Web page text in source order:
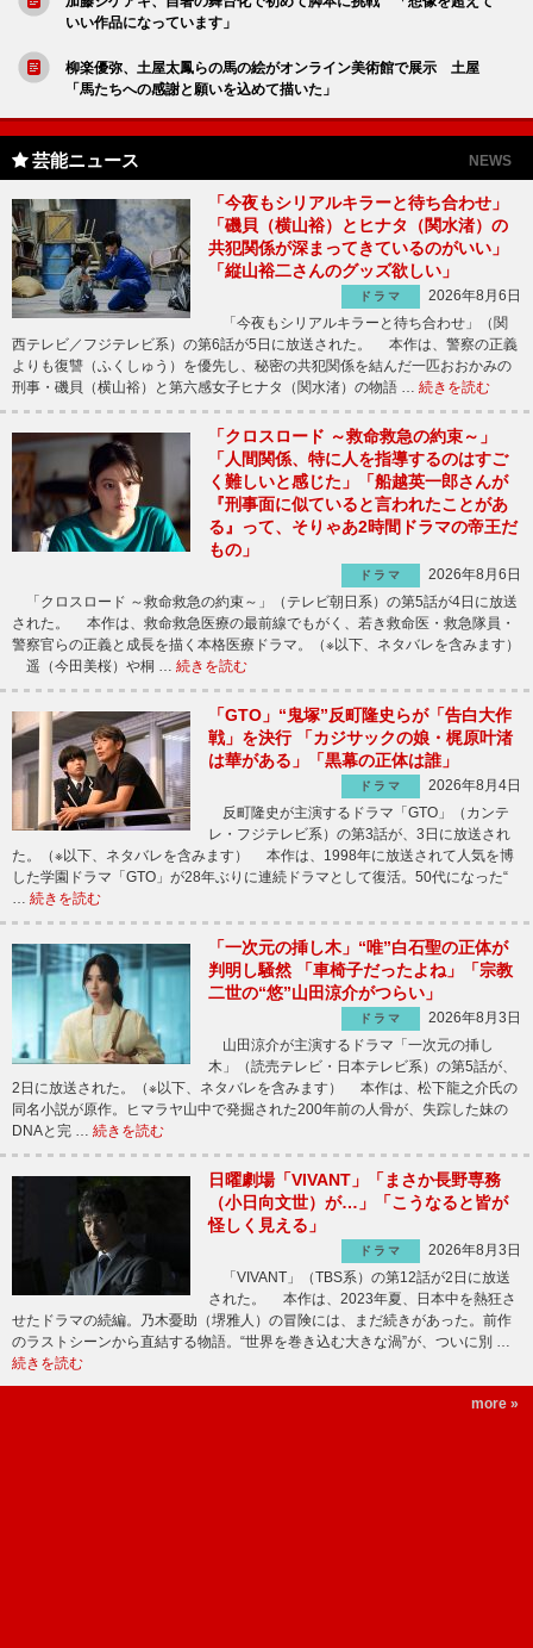
いい作品になっています」
柳楽優弥、土屋太鳳らの馬の絵がオンライン美術館で展示 土屋
「馬たちへの感謝と願いを込めて描いた」
芸能ニュース NEWS
「今夜もシリアルキラーと待ち合わせ」
「磯貝（横山裕）とヒナタ（関水渚）の
共犯関係が深まってきているのがいい」
「縦山裕二さんのグッズ欲しい」
ドラマ
2026年8月6日
「今夜もシリアルキラーと待ち合わせ」（関
西テレビ／フジテレビ系）の第6話が5日に放送された。 本作は、警察の正義
よりも復讐（ふくしゅう）を優先し、秘密の共犯関係を結んだ一匹おおかみの
刑事・磯貝（横山裕）と第六感女子ヒナタ（関水渚）の物語 … 続きを読む
「クロスロード ～救命救急の約束～」
「人間関係、特に人を指導するのはすご
く難しいと感じた」「船越英一郎さんが
『刑事面に似ていると言われたことがあ
る』って、そりゃあ2時間ドラマの帝王だ
もの」
ドラマ
2026年8月6日
「クロスロード ～救命救急の約束～」（テレビ朝日系）の第5話が4日に放送
された。 本作は、救命救急医療の最前線でもがく、若き救命医・救急隊員・
警察官らの正義と成長を描く本格医療ドラマ。（※以下、ネタバレを含みます）
遥（今田美桜）や桐 … 続きを読む
「GTO」“鬼塚”反町隆史らが「告白大作
戦」を決行 「カジサックの娘・梶原叶渚
は華がある」「黒幕の正体は誰」
ドラマ
2026年8月4日
反町隆史が主演するドラマ「GTO」（カンテ
レ・フジテレビ系）の第3話が、3日に放送され
た。（※以下、ネタバレを含みます） 本作は、1998年に放送されて人気を博
した学園ドラマ「GTO」が28年ぶりに連続ドラマとして復活。50代になった“
… 続きを読む
「一次元の挿し木」“唯”白石聖の正体が
判明し騒然 「車椅子だったよね」「宗教
二世の“悠”山田涼介がつらい」
ドラマ
2026年8月3日
山田涼介が主演するドラマ「一次元の挿し
木」（読売テレビ・日本テレビ系）の第5話が、
2日に放送された。（※以下、ネタバレを含みます） 本作は、松下龍之介氏の
同名小説が原作。ヒマラヤ山中で発掘された200年前の人骨が、失踪した妹の
DNAと完 … 続きを読む
日曜劇場「VIVANT」「まさか長野専務
（小日向文世）が…」「こうなると皆が
怪しく見える」
ドラマ
2026年8月3日
「VIVANT」（TBS系）の第12話が2日に放送
された。 本作は、2023年夏、日本中を熱狂さ
せたドラマの続編。乃木憂助（堺雅人）の冒険には、まだ続きがあった。前作
のラストシーンから直結する物語。“世界を巻き込む大きな渦”が、ついに別 …
続きを読む
more »